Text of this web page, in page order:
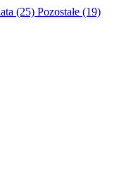
(25) Pozostałe (19)